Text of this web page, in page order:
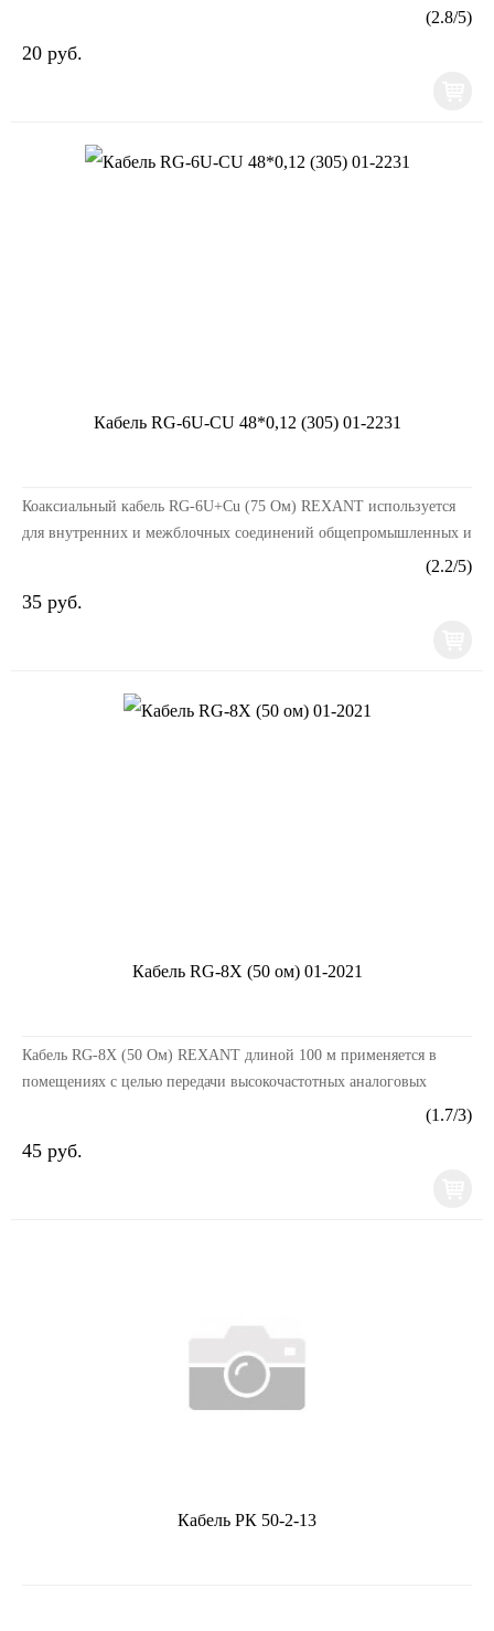
соединений общепромышленных и бытовых радиотехнических
(2.8/5)
20 руб.
Кабель RG-6U-CU 48*0,12 (305) 01-2231
Коаксиальный кабель RG-6U+Cu (75 Ом) REXANT используется
для внутренних и межблочных соединений общепромышленных и
(2.2/5)
35 руб.
Кабель RG-8Х (50 ом) 01-2021
Кабель RG-8X (50 Ом) REXANT длиной 100 м применяется в
помещениях с целью передачи высокочастотных аналоговых
(1.7/3)
45 руб.
Кабель РК 50-2-13